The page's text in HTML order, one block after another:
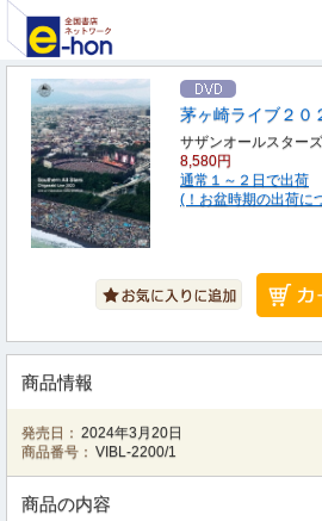
茅ヶ崎ライブ２０
サザンオールスターズ
8,580円
通常１～２日で出荷
(！お盆時期の出荷に
商品情報
発売日： 2024年3月20日
商品番号： VIBL-2200/1
商品の内容